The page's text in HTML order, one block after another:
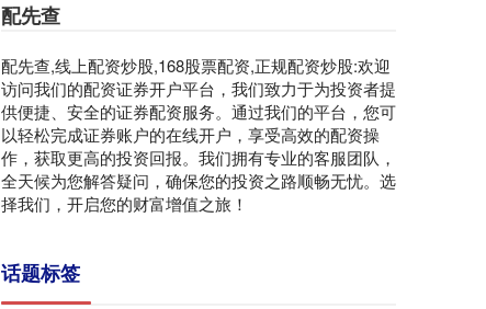
配先查
配先查,线上配资炒股,168股票配资,正规配资炒股:欢迎
访问我们的配资证券开户平台，我们致力于为投资者提
供便捷、安全的证券配资服务。通过我们的平台，您可
以轻松完成证券账户的在线开户，享受高效的配资操
作，获取更高的投资回报。我们拥有专业的客服团队，
全天候为您解答疑问，确保您的投资之路顺畅无忧。选
择我们，开启您的财富增值之旅！
话题标签